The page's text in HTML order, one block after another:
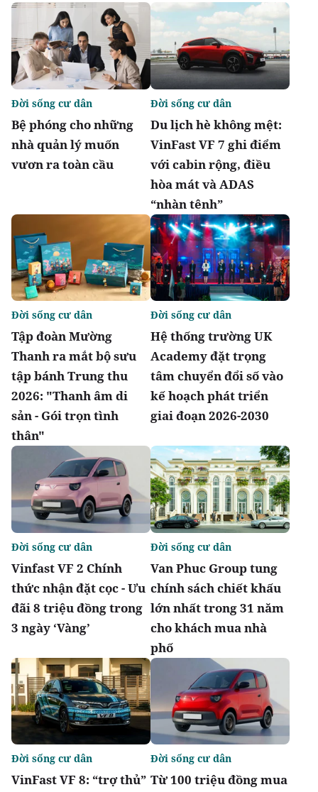
Bệ phóng cho những
nhà quản lý muốn
vươn ra toàn cầu
Đời sống cư dân
Du lịch hè không mệt:
VinFast VF 7 ghi điểm
với cabin rộng, điều
hòa mát và ADAS
“nhàn tênh”
Đời sống cư dân
Tập đoàn Mường
Thanh ra mắt bộ sưu
tập bánh Trung thu
2026: "Thanh âm di
sản - Gói trọn tình
thân"
Đời sống cư dân
Hệ thống trường UK
Academy đặt trọng
tâm chuyển đổi số vào
kế hoạch phát triển
giai đoạn 2026-2030
Đời sống cư dân
Vinfast VF 2 Chính
thức nhận đặt cọc - Ưu
đãi 8 triệu đồng trong
3 ngày ‘Vàng’
Đời sống cư dân
Van Phuc Group tung
chính sách chiết khấu
lớn nhất trong 31 năm
cho khách mua nhà
phố
Đời sống cư dân
VinFast VF 8: “trợ thủ”
Đời sống cư dân
Từ 100 triệu đồng mua
Đời sống cư dân